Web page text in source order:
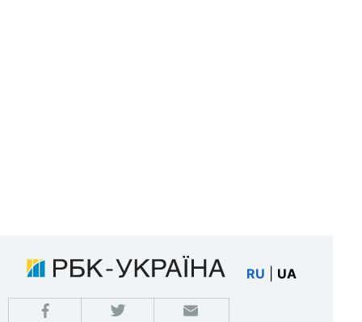
RU UA